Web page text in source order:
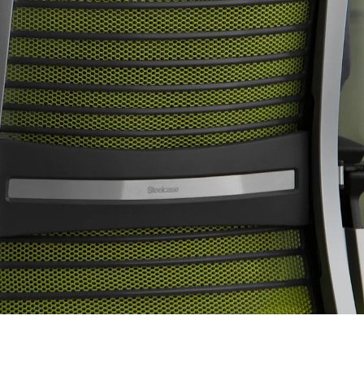
Bookshelf & Multimedia
Wall decoration
Walk-in closet
Wardrobe
Partition & Sliding Door